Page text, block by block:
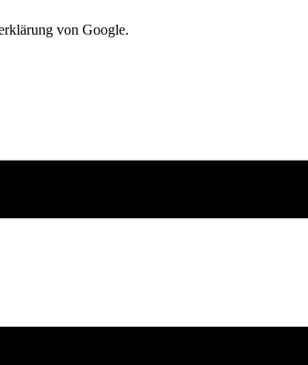
von Google.